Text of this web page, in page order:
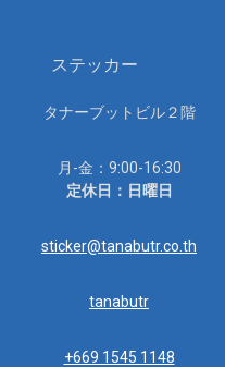
ステッカー
タナーブットビル２階
月-金：9:00-16:30
定休日：日曜日
sticker@tanabutr.co.th
tanabutr
+669 1545 1148